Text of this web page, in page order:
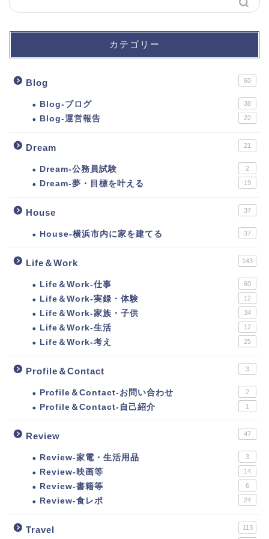
カテゴリー
Blog 60
Blog-ブログ 38
Blog-運営報告 22
Dream 21
Dream-公務員試験 2
Dream-夢・目標を叶える 19
House 37
House-横浜市内に家を建てる 37
Life＆Work 143
Life＆Work-仕事 60
Life＆Work-実録・体験 12
Life＆Work-家族・子供 34
Life＆Work-生活 12
Life＆Work-考え 25
Profile＆Contact 3
Profile＆Contact-お問い合わせ 2
Profile＆Contact-自己紹介 1
Review 47
Review-家電・生活用品 3
Review-映画等 14
Review-書籍等 6
Review-食レポ 24
Travel 113